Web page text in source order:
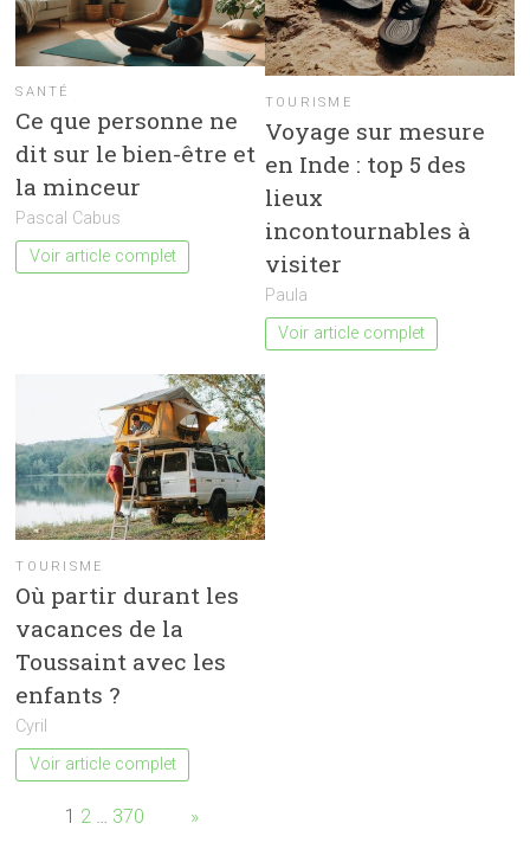
SANTÉ
Ce que personne ne
dit sur le bien-être et
la minceur
Pascal Cabus
Voir article complet
TOURISME
Voyage sur mesure
en Inde : top 5 des
lieux
incontournables à
visiter
Paula
Voir article complet
TOURISME
Où partir durant les
vacances de la
Toussaint avec les
enfants ?
Cyril
Voir article complet
Page:1 2 370 »